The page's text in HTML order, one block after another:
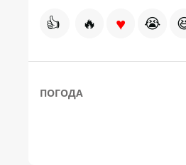
👍 🔥 ♥ 😭
ПОГОДА